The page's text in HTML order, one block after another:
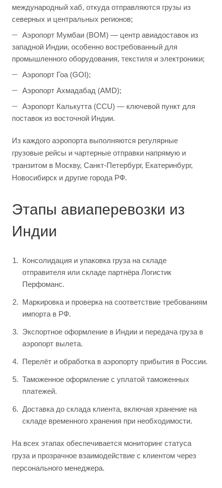
международный хаб, откуда отправляются грузы из
северных и центральных регионов;
Аэропорт Мумбаи (BOM) — центр авиадоставок из
западной Индии, особенно востребованный для
промышленного оборудования, текстиля и электроники;
Аэропорт Гоа (GOI);
Аэропорт Ахмадабад (AMD);
Аэропорт Калькутта (CCU) — ключевой пункт для
поставок из восточной Индии.
Из каждого аэропорта выполняются регулярные
грузовые рейсы и чартерные отправки напрямую и
транзитом в Москву, Санкт-Петербург, Екатеринбург,
Новосибирск и другие города РФ.
Этапы авиаперевозки из
Индии
Консолидация и упаковка груза на складе
отправителя или складе партнёра Логистик
Перфоманс.
Маркировка и проверка на соответствие требованиям
импорта в РФ.
Экспортное оформление в Индии и передача груза в
аэропорт вылета.
Перелёт и обработка в аэропорту прибытия в России.
Таможенное оформление с уплатой таможенных
платежей.
Доставка до склада клиента, включая хранение на
складе временного хранения при необходимости.
На всех этапах обеспечивается мониторинг статуса
груза и прозрачное взаимодействие с клиентом через
персонального менеджера.